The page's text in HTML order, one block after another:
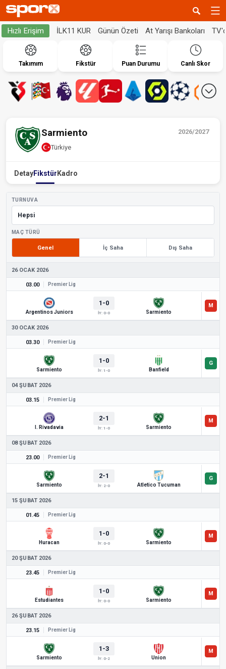
Hızlı Erişim İLK11 KUR Günün Özeti At Yarışı Bankoları
Takımım Fikstür Puan Durumu Canlı Skor
2026/2027
Sarmiento
Türkiye
DetayFikstür Kadro
TURNUVA
MAÇ TÜRÜ
Genel İç Saha Dış Saha
26 OCAK 2026
03.00 Premier Lig
Argentinos Juniors
1-0
İY: 0-0 Sarmiento
30 OCAK 2026
03.30 Premier Lig
Sarmiento
1-0
İY: 1-0 Banfield
04 ŞUBAT 2026
03.15 Premier Lig
I. Rivadavia
2-1
İY: 1-0 Sarmiento
08 ŞUBAT 2026
23.00 Premier Lig
Sarmiento
2-1
İY: 2-0 Atletico Tucuman
15 ŞUBAT 2026
01.45 Premier Lig
Huracan
1-0
İY: 0-0 Sarmiento
20 ŞUBAT 2026
23.45 Premier Lig
Estudiantes
1-0
İY: 0-0 Sarmiento
26 ŞUBAT 2026
23.15 Premier Lig
Sarmiento
1-3
İY: 0-2 Union